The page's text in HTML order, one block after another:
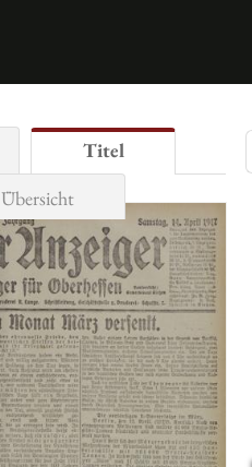
Titel
Übersicht